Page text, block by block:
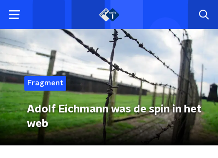
Fragment
Adolf Eichmann was de spin in het
web